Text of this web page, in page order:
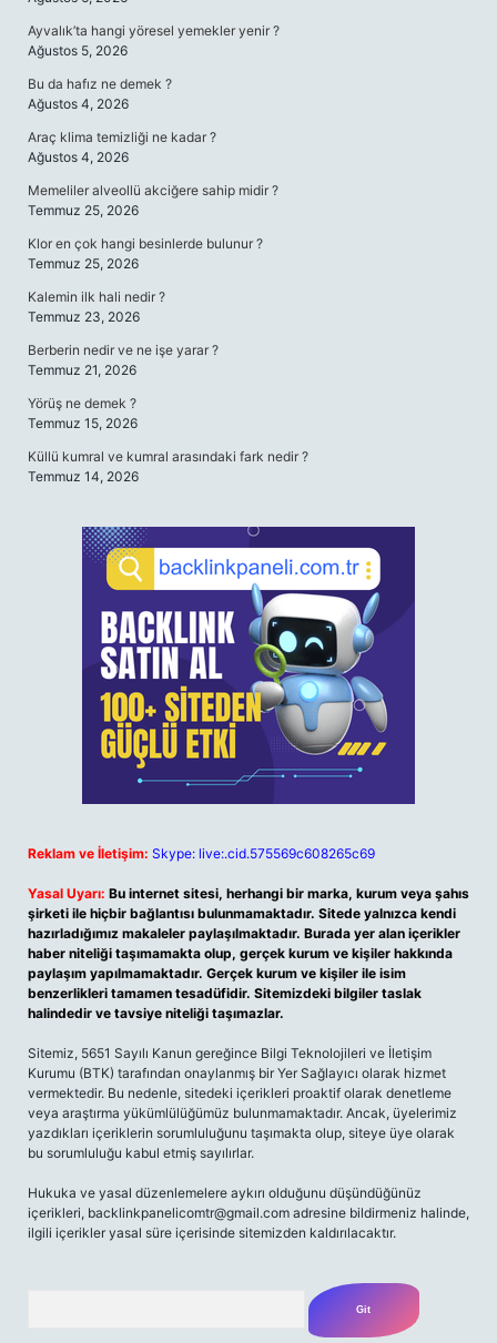
Ayvalık’ta hangi yöresel yemekler yenir ?
Ağustos 5, 2026
Bu da hafız ne demek ?
Ağustos 4, 2026
Araç klima temizliği ne kadar ?
Ağustos 4, 2026
Memeliler alveollü akciğere sahip midir ?
Temmuz 25, 2026
Klor en çok hangi besinlerde bulunur ?
Temmuz 25, 2026
Kalemin ilk hali nedir ?
Temmuz 23, 2026
Berberin nedir ve ne işe yarar ?
Temmuz 21, 2026
Yörüş ne demek ?
Temmuz 15, 2026
Küllü kumral ve kumral arasındaki fark nedir ?
Temmuz 14, 2026
Reklam ve İletişim: Skype: live:.cid.575569c608265c69
Yasal Uyarı: Bu internet sitesi, herhangi bir marka, kurum veya şahıs
şirketi ile hiçbir bağlantısı bulunmamaktadır. Sitede yalnızca kendi
hazırladığımız makaleler paylaşılmaktadır. Burada yer alan içerikler
haber niteliği taşımamakta olup, gerçek kurum ve kişiler hakkında
paylaşım yapılmamaktadır. Gerçek kurum ve kişiler ile isim
benzerlikleri tamamen tesadüfidir. Sitemizdeki bilgiler taslak
halindedir ve tavsiye niteliği taşımazlar.
Sitemiz, 5651 Sayılı Kanun gereğince Bilgi Teknolojileri ve İletişim
Kurumu (BTK) tarafından onaylanmış bir Yer Sağlayıcı olarak hizmet
vermektedir. Bu nedenle, sitedeki içerikleri proaktif olarak denetleme
veya araştırma yükümlülüğümüz bulunmamaktadır. Ancak, üyelerimiz
yazdıkları içeriklerin sorumluluğunu taşımakta olup, siteye üye olarak
bu sorumluluğu kabul etmiş sayılırlar.
Hukuka ve yasal düzenlemelere aykırı olduğunu düşündüğünüz
içerikleri, backlinkpanelicomtr@gmail.com adresine bildirmeniz halinde,
ilgili içerikler yasal süre içerisinde sitemizden kaldırılacaktır.